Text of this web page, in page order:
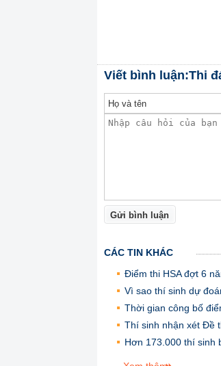
Viết bình luận:Thi
Gửi bình luận
CÁC TIN KHÁC
Điểm thi HSA đợt 6
Vì sao thí sinh dự
Thời gian công bố
Thí sinh nhận xét Đề
Hơn 173.000 thí sinh